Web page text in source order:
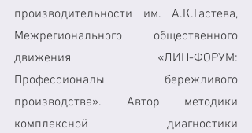
производительности им. А.К.Гастева,
Межрегионального общественного
движения «ЛИН-ФОРУМ:
Профессионалы бережливого
производства». Автор методики
комплексной диагностики